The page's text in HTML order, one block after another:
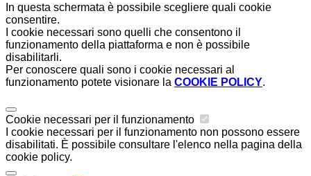
In questa schermata è possibile scegliere quali cookie
consentire.
I cookie necessari sono quelli che consentono il
funzionamento della piattaforma e non è possibile
disabilitarli.
Per conoscere quali sono i cookie necessari al
funzionamento potete visionare la COOKIE POLICY.
Cookie necessari per il funzionamento
I cookie necessari per il funzionamento non possono essere
disabilitati. È possibile consultare l'elenco nella pagina della
cookie policy.